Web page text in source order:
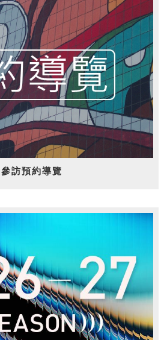
訪預約導覽